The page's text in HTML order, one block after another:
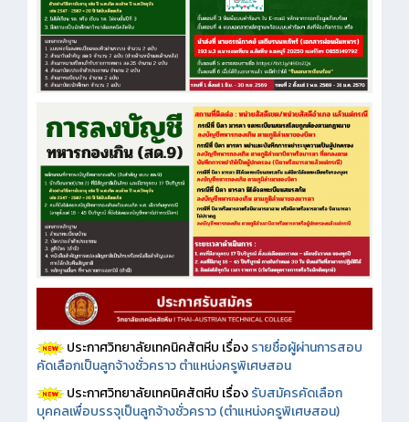
ประกาศวิทยาลัยเทคนิคสัตหีบ เรื่องรายชื่อผู้ผ่านการสอบ
คัดเลือกเป็นลูกจ้างชั่วคราว ตำแหน่งครูพิเศษสอน
ประกาศวิทยาลัยเทคนิคสัตหีบ เรื่องรับสมัครคัดเลือก
บุคคลเพื่อบรรจุเป็นลูกจ้างชั่วคราว (ตำแหน่งครูพิเศษสอน)